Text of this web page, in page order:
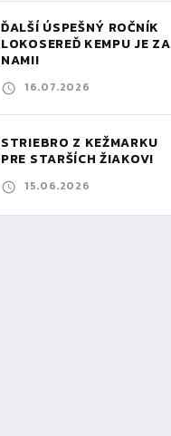
ĎALŠÍ ÚSPEŠNÝ ROČNÍK
LOKOSEREĎ KEMPU JE ZA
NAMI!
16.07.2026
STRIEBRO Z KEŽMARKU
PRE STARŠÍCH ŽIAKOV!
15.06.2026